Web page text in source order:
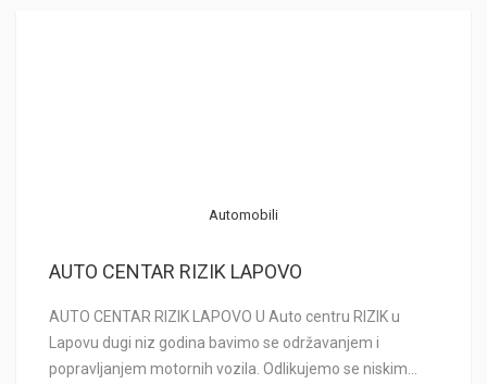
Automobili
AUTO CENTAR RIZIK LAPOVO
AUTO CENTAR RIZIK LAPOVO U Auto centru RIZIK u
Lapovu dugi niz godina bavimo se održavanjem i
popravljanjem motornih vozila. Odlikujemo se niskim…